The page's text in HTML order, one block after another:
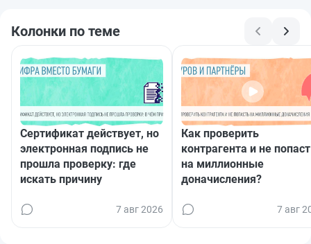
Колонки по теме
Сертификат действует, но
электронная подпись не
прошла проверку: где
искать причину
7 авг 2026
Как проверить
контрагента и не
на миллионные
доначисления?
7 авг